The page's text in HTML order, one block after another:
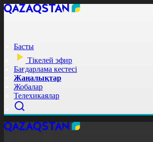
Басты
Тікелей эфир
Бағдарлама кестесі
Жаңалықтар
Жобалар
Телехикаялар